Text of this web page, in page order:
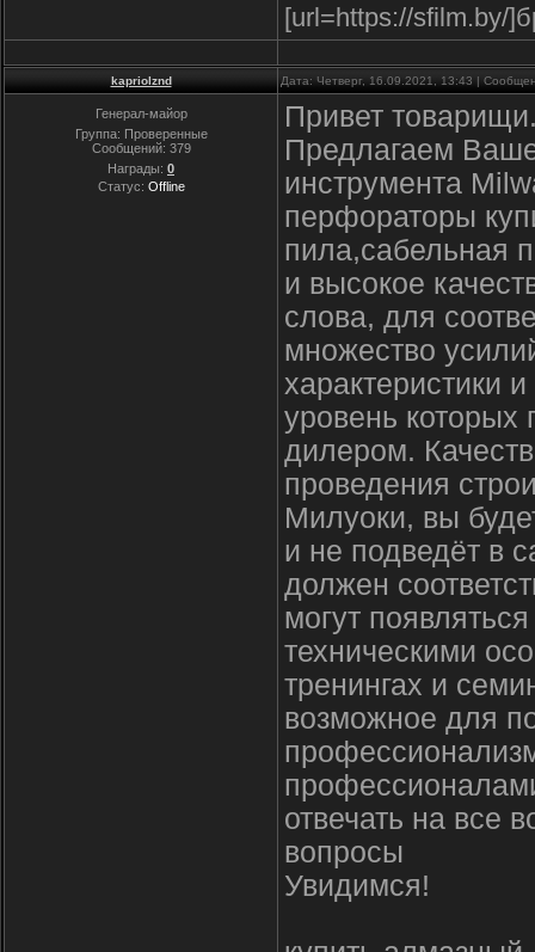
[url=https://sfilm.by/
kapriolznd Дата: Четверг, 16.09.2021, 13:43 |
Генерал-майор
Группа: Проверенные
Сообщений: 379
Награды: 0
Статус: Offline
Привет
Предлагаем
инструмента
перфораторы
пила,сабельная
и высокое
слова, для
множество
характеристики
уровень
дилером.
проведения
Милуоки, вы
и не подведёт в
должен
могут
техническими
тренингах и
возможное для
отвечать на все
вопросы
Увидимся!